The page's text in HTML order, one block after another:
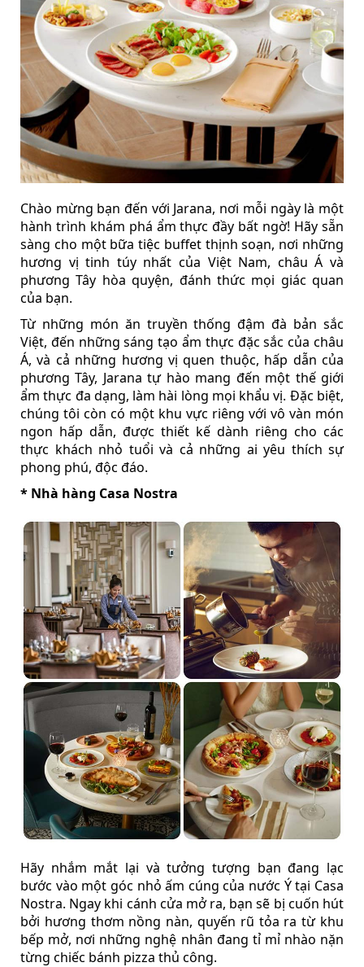
Chào mừng bạn đến với Jarana, nơi mỗi ngày là một
hành trình khám phá ẩm thực đầy bất ngờ! Hãy sẵn
sàng cho một bữa tiệc buffet thịnh soạn, nơi những
hương vị tinh túy nhất của Việt Nam, châu Á và
phương Tây hòa quyện, đánh thức mọi giác quan
của bạn.
Từ những món ăn truyền thống đậm đà bản sắc
Việt, đến những sáng tạo ẩm thực đặc sắc của châu
Á, và cả những hương vị quen thuộc, hấp dẫn của
phương Tây, Jarana tự hào mang đến một thế giới
ẩm thực đa dạng, làm hài lòng mọi khẩu vị. Đặc biệt,
chúng tôi còn có một khu vực riêng với vô vàn món
ngon hấp dẫn, được thiết kế dành riêng cho các
thực khách nhỏ tuổi và cả những ai yêu thích sự
phong phú, độc đáo.
* Nhà hàng Casa Nostra
Hãy nhắm mắt lại và tưởng tượng bạn đang lạc
bước vào một góc nhỏ ấm cúng của nước Ý tại Casa
Nostra. Ngay khi cánh cửa mở ra, bạn sẽ bị cuốn hút
bởi hương thơm nồng nàn, quyến rũ tỏa ra từ khu
bếp mở, nơi những nghệ nhân đang tỉ mỉ nhào nặn
từng chiếc bánh pizza thủ công.